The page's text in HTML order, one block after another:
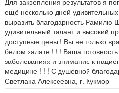
Для закрепления результатов я
ещё несколько дней
выразить благодарность Рамилю
удивительный талант и высокий
доступные цены ! Вы не только
белом халате ! ! ! Ваша
заболеваниях и внимание к
медицине ! ! ! С душевной
Светлана Алексеевна, г. Кукмор